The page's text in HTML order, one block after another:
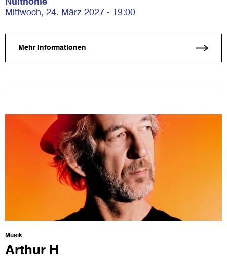
Nuithonie
Mittwoch, 24. März 2027 - 19:00
Mehr Informationen
Musik
Arthur H